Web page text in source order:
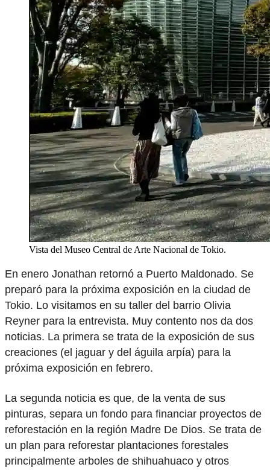
Vista del Museo Central de Arte Nacional de Tokio.
En enero Jonathan retornó a Puerto Maldonado. Se
preparó para la próxima exposición en la ciudad de
Tokio. Lo visitamos en su taller del barrio Olivia
Reyner para la entrevista. Muy contento nos da dos
noticias. La primera se trata de la exposición de sus
creaciones (el jaguar y del águila arpía) para la
próxima exposición en febrero.
La segunda noticia es que, de la venta de sus
pinturas, separa un fondo para financiar proyectos de
reforestación en la región Madre De Dios. Se trata de
un plan para reforestar plantaciones forestales
principalmente arboles de shihuahuaco y otros